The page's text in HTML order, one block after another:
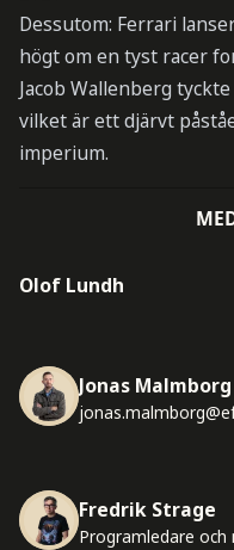
Dessutom: Ferrari
högt om en tyst racer
Jacob Wallenberg
vilket är ett djärvt
imperium.
Olof Lundh
Jonas Malmborg
Fredrik Strage
Programledare